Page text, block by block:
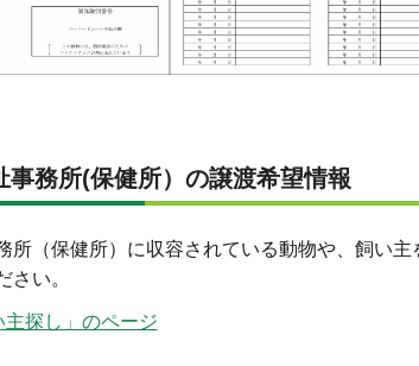
事務所(保健所）の譲渡希望情報
所（保健所）に収容されている動物や、飼い
さい。
探し」のページ